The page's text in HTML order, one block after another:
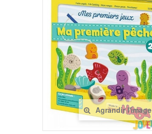
Agrandir l'image